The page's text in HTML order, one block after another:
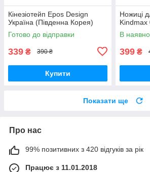
Кінезіотейп Epos Design
Україна (Південна Корея)
Готово до відправки
339 ₴ 390 ₴
Купити
Ножиці
Kindmax
В
399 ₴
Показати ще
Про нас
99% позитивних з 420 відгуків за рік
Працює з 11.01.2018